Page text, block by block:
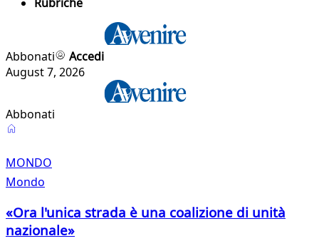
Abbonati
Accedi
August 7, 2026
Abbonati
Mondo
MONDO
Mondo
«Ora l'unica strada è una coalizione di unità
nazionale»